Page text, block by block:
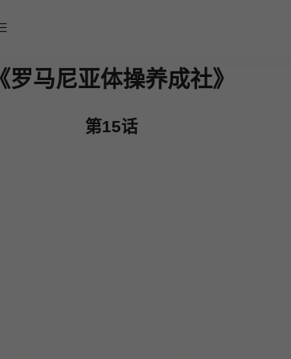
《罗马尼亚体操养成社》
第15话